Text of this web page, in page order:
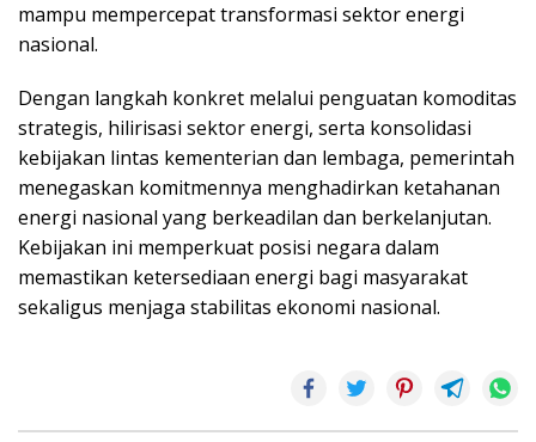
mampu mempercepat transformasi sektor energi
nasional.
Dengan langkah konkret melalui penguatan komoditas
strategis, hilirisasi sektor energi, serta konsolidasi
kebijakan lintas kementerian dan lembaga, pemerintah
menegaskan komitmennya menghadirkan ketahanan
energi nasional yang berkeadilan dan berkelanjutan.
Kebijakan ini memperkuat posisi negara dalam
memastikan ketersediaan energi bagi masyarakat
sekaligus menjaga stabilitas ekonomi nasional.